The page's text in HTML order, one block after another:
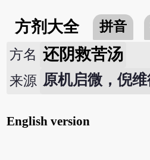
方剂大全 拼音
方名 还阴救苦汤
来源 原机启微，倪维
English version